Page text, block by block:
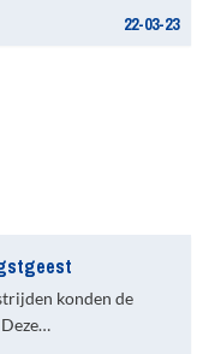
22-03-23
konden de